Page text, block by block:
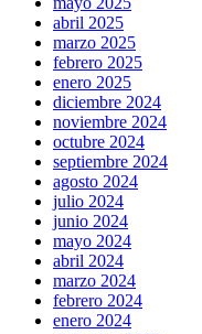
abril 2025
marzo 2025
febrero 2025
enero 2025
diciembre 2024
noviembre 2024
octubre 2024
septiembre 2024
agosto 2024
julio 2024
junio 2024
mayo 2024
abril 2024
marzo 2024
febrero 2024
enero 2024